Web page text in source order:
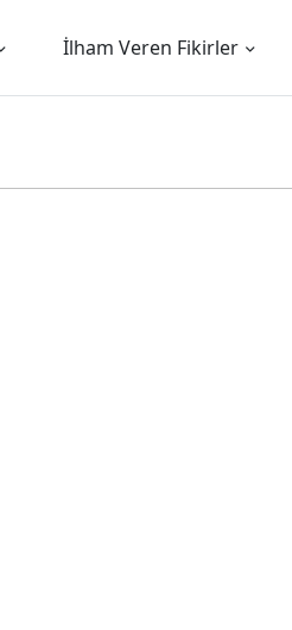
İlham Veren Fikirler